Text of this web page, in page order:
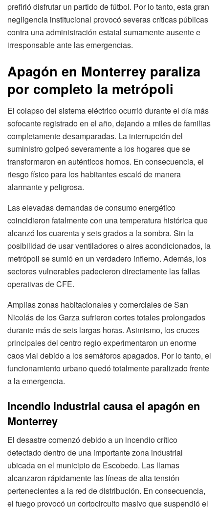
prefirió disfrutar un partido de fútbol. Por lo tanto, esta gran
negligencia institucional provocó severas críticas públicas
contra una administración estatal sumamente ausente e
irresponsable ante las emergencias.
Apagón en Monterrey paraliza
por completo la metrópoli
El colapso del sistema eléctrico ocurrió durante el día más
sofocante registrado en el año, dejando a miles de familias
completamente desamparadas. La interrupción del
suministro golpeó severamente a los hogares que se
transformaron en auténticos hornos. En consecuencia, el
riesgo físico para los habitantes escaló de manera
alarmante y peligrosa.
Las elevadas demandas de consumo energético
coincidieron fatalmente con una temperatura histórica que
alcanzó los cuarenta y seis grados a la sombra. Sin la
posibilidad de usar ventiladores o aires acondicionados, la
metrópoli se sumió en un verdadero infierno. Además, los
sectores vulnerables padecieron directamente las fallas
operativas de CFE.
Amplias zonas habitacionales y comerciales de San
Nicolás de los Garza sufrieron cortes totales prolongados
durante más de seis largas horas. Asimismo, los cruces
principales del centro regio experimentaron un enorme
caos vial debido a los semáforos apagados. Por lo tanto, el
funcionamiento urbano quedó totalmente paralizado frente
a la emergencia.
Incendio industrial causa el apagón en
Monterrey
El desastre comenzó debido a un incendio crítico
detectado dentro de una importante zona industrial
ubicada en el municipio de Escobedo. Las llamas
alcanzaron rápidamente las líneas de alta tensión
pertenecientes a la red de distribución. En consecuencia,
el fuego provocó un cortocircuito masivo que suspendió el